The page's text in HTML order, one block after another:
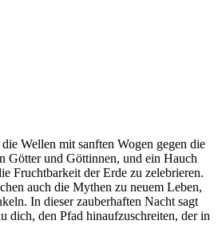
Wellen mit ‍sanften Wogen gegen die
Götter und Göttinnen,⁣ und ein Hauch
Fruchtbarkeit der Erde‌ zu zelebrieren.​
auch die Mythen zu ​neuem Leben,
In ‍dieser ⁤zauberhaften Nacht‍ sagt
dich, den Pfad hinaufzuschreiten, der in